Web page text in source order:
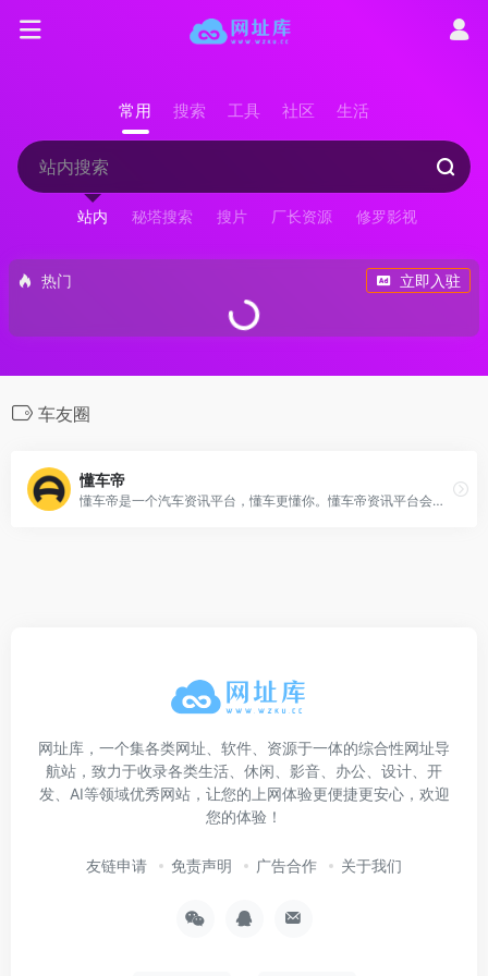
常用 搜索 工具 社区 生活
站内 秘塔搜索 搜片 厂长资源 修罗影视
热门 立即入驻
车友圈
懂车帝
懂车帝是一个汽车资讯平台，懂车更懂你。懂车帝资讯平台会聪明地分析你的兴趣爱好，自动为你推荐喜欢的汽车内容，提供最新汽车报价，汽车图片，汽车价格大全，汽车新闻、行情、评测、导购等内容，是提供信息最快最全的中国汽车网站，看车选车买车就上懂车帝。
网址库，一个集各类网址、软件、资源于一体的综合性网址导
航站，致力于收录各类生活、休闲、影音、办公、设计、开
发、AI等领域优秀网站，让您的上网体验更便捷更安心，欢迎
您的体验！
友链申请 免责声明 广告合作 关于我们